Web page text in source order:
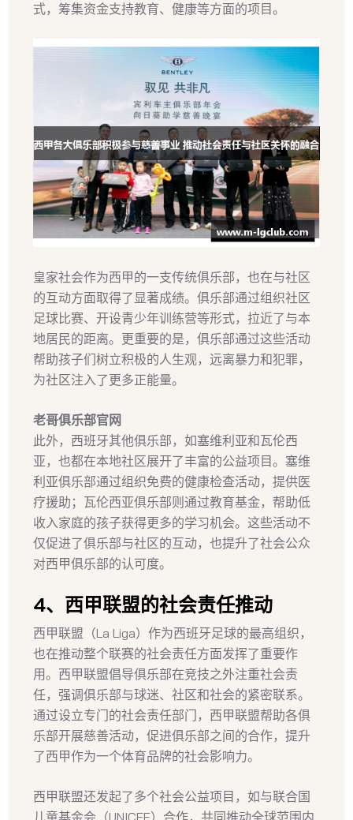
式，筹集资金支持教育、健康等方面的项目。
皇家社会作为西甲的一支传统俱乐部，也在与社区
的互动方面取得了显著成绩。俱乐部通过组织社区
足球比赛、开设青少年训练营等形式，拉近了与本
地居民的距离。更重要的是，俱乐部通过这些活动
帮助孩子们树立积极的人生观，远离暴力和犯罪，
为社区注入了更多正能量。
老哥俱乐部官网
此外，西班牙其他俱乐部，如塞维利亚和瓦伦西
亚，也都在本地社区展开了丰富的公益项目。塞维
利亚俱乐部通过组织免费的健康检查活动，提供医
疗援助；瓦伦西亚俱乐部则通过教育基金，帮助低
收入家庭的孩子获得更多的学习机会。这些活动不
仅促进了俱乐部与社区的互动，也提升了社会公众
对西甲俱乐部的认可度。
4、西甲联盟的社会责任推动
西甲联盟（La Liga）作为西班牙足球的最高组织，
也在推动整个联赛的社会责任方面发挥了重要作
用。西甲联盟倡导俱乐部在竞技之外注重社会责
任，强调俱乐部与球迷、社区和社会的紧密联系。
通过设立专门的社会责任部门，西甲联盟帮助各俱
乐部开展慈善活动，促进俱乐部之间的合作，提升
了西甲作为一个体育品牌的社会影响力。
西甲联盟还发起了多个社会公益项目，如与联合国
儿童基金会（UNICEF）合作，共同推动全球范围内